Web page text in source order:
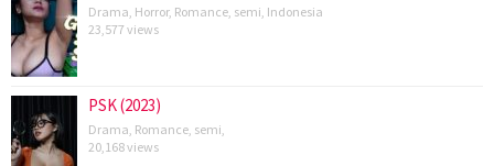
Drama, Horror, Romance, semi, Indonesia
23,577 views
PSK (2023)
Drama, Romance, semi,
20,168 views